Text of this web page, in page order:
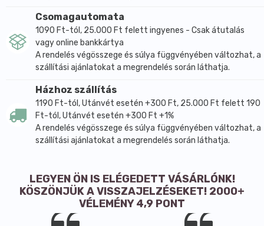
Csomagautomata
1090 Ft-tól, 25.000 Ft felett ingyenes - Csak átutalás
vagy online bankkártya
A rendelés végösszege és súlya függvényében változhat, a
szállítási ajánlatokat a megrendelés során láthatja.
Házhoz szállítás
1190 Ft-tól, Utánvét esetén +300 Ft, 25.000 Ft felett 190
Ft-tól, Utánvét esetén +300 Ft +1%
A rendelés végösszege és súlya függvényében változhat, a
szállítási ajánlatokat a megrendelés során láthatja.
LEGYEN ÖN IS ELÉGEDETT VÁSÁRLÓNK!
KÖSZÖNJÜK A VISSZAJELZÉSEKET! 2000+
VÉLEMÉNY 4,9 PONT